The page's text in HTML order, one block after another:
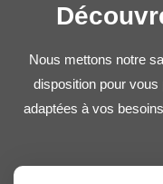
Nous mettons notre
disposition pour vous
adaptées à vos